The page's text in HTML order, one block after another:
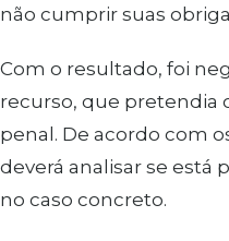
não cumprir suas
Com o resultado, foi
recurso, que pretendia
penal. De acordo com
deverá analisar se está
no caso concreto.